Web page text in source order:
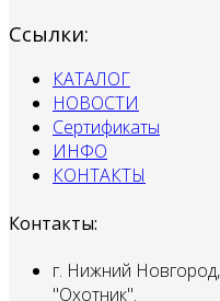
Ссылки:
КАТАЛОГ
НОВОСТИ
Сертификаты
ИНФО
КОНТАКТЫ
Контакты:
г. Нижний
"Охотник".